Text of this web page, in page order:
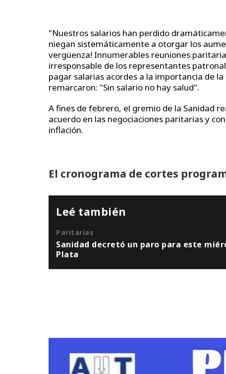
"Nuestros salarios han perdido
niegan sistemáticamente a otorgar los
vergüenza! Innumerables reuniones
irresponsable de los representantes
pagar salarias acordes a la importancia de
remarcaron: "Sin salario no hay salud".
A fines de febrero, el gremio de la Sanidad
acuerdo en las negociaciones paritarias y
inflación.
El cronograma de cortes
Leé también
Paritarias
Sanidad decretó un paro para este
Plata